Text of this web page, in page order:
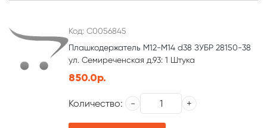
Код: С0056845
Плашкодержатель М12-М14 d38 ЗУБР 28150-38
ул. Семиреченская д.93: 1 Штука
850.0р.
Количество: